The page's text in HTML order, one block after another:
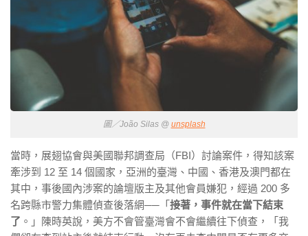
圖／João Silas @ unsplash
當時，展翅協會與美國聯邦調查局（FBI）討論案件，得知該案
牽涉到 12 至 14 個國家，亞洲的臺灣、中國、香港及澳門都在
其中，事後國內涉案的論壇版主及其他會員嫌犯，經過 200 多
名跨縣市警力集體偵查後落網──「 接著，事件就在當下結束
了 。」陳時英說，美方不會管臺灣會不會繼續往下偵查，「我